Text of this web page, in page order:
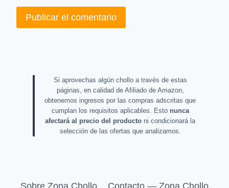
Si aprovechas algún chollo a través de estas
páginas, en calidad de Afiliado de Amazon,
obtenemos ingresos por las compras adscritas que
cumplan los requisitos aplicables. Esto nunca
afectará al precio del producto ni condicionará la
selección de las ofertas que analizamos.